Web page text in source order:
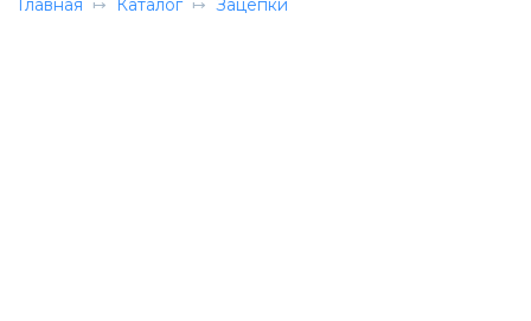
Главная Каталог Зацепки